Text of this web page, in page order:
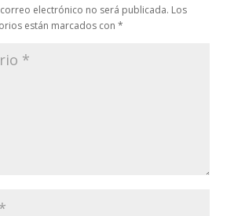
electrónico no será publicada. Los
están marcados con *